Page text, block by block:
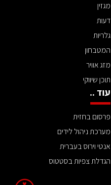
מגזין
דעות
גלריות
המטבחון
מזג אוויר
תוכן שיווקי
עוד ..
פרסום בחזית
מערכת ניהול לידים
אנטי וירוס בעברית
הגדלת צפיות בסטטוס